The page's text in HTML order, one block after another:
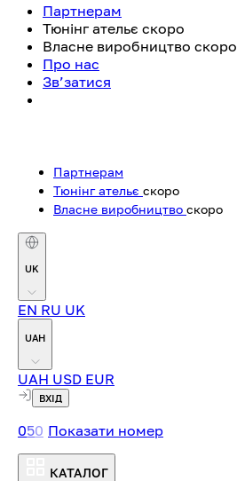
Партнерам
Тюнінг ательє скоро
Власне виробництво скоро
Про нас
Зв’затися
Партнерам
Тюнінг ательє скоро
Власне виробництво скоро
UK
EN RU UK
UAH
UAH USD EUR
ВХІД
050 Показати номер
КАТАЛОГ